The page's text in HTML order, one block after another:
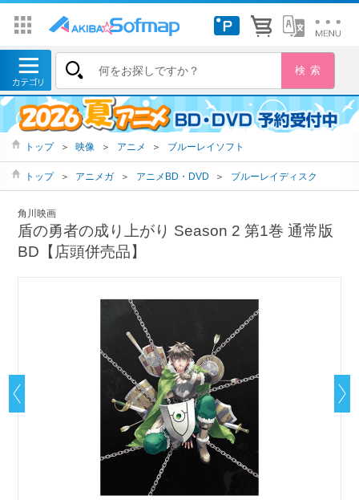
トップ ＞ 映像 ＞ アニメ ＞ ブルーレイソフト
トップ ＞ アニメガ ＞ アニメBD・DVD ＞ ブルーレイディスク
角川映画
盾の勇者の成り上がり Season 2 第1巻 通常版
BD【店頭併売品】